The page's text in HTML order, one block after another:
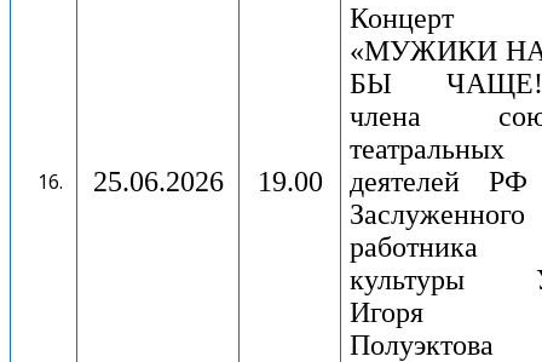
25.06.2026 19.00
Концерт
«МУЖИКИ
БЫ
члена
театральных
деятелей
Заслуженного
работника
культуры
Игоря
Полуэктова